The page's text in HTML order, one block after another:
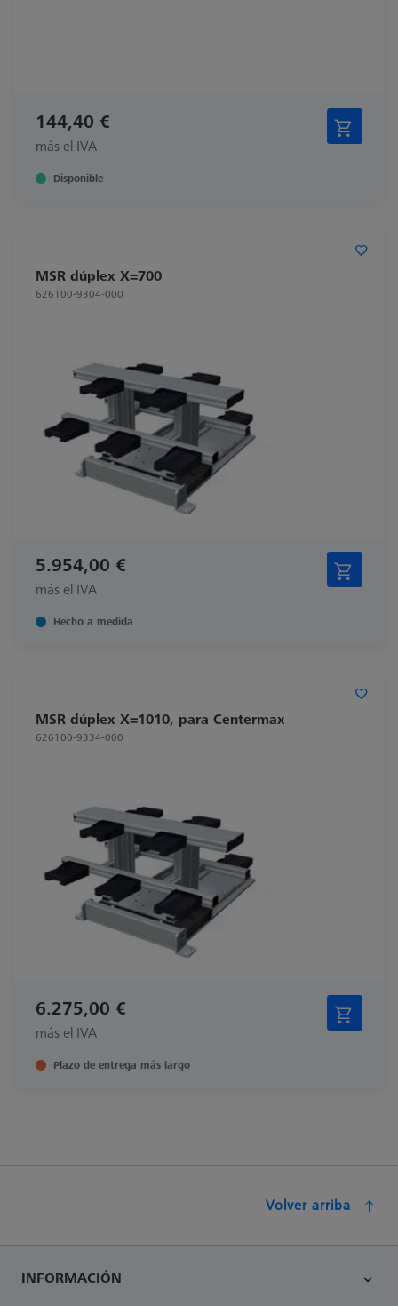
144,40 €
más el IVA
Disponible
MSR dúplex X=700
626100-9304-000
5.954,00 €
más el IVA
Hecho a medida
MSR dúplex X=1010, para Centermax
626100-9334-000
6.275,00 €
más el IVA
Plazo de entrega más largo
Volver arriba
INFORMACIÓN